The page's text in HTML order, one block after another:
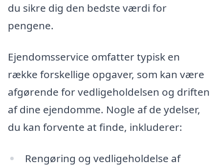
du sikre dig den bedste værdi for
pengene.
Ejendomsservice omfatter typisk en
række forskellige opgaver, som kan være
afgørende for vedligeholdelsen og driften
af dine ejendomme. Nogle af de ydelser,
du kan forvente at finde, inkluderer:
Rengøring og vedligeholdelse af